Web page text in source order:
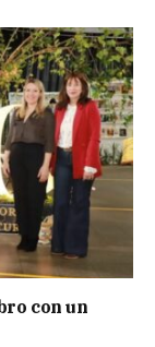
con un